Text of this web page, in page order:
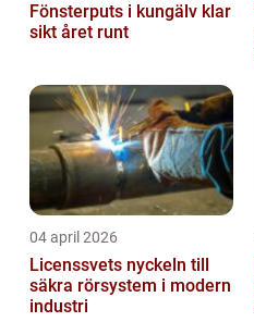
Fönsterputs i kungälv klar
sikt året runt
04 april 2026
Licenssvets nyckeln till
säkra rörsystem i modern
industri